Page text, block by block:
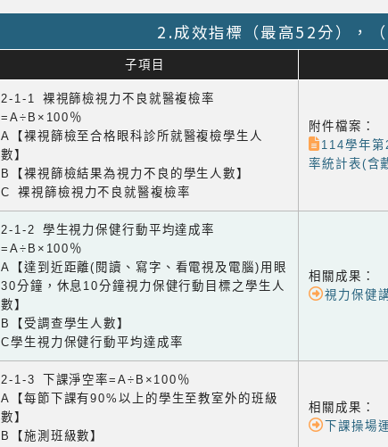
2.成效指標（最高52分），（
子項目
2-1-1 裸視篩檢視力不良就醫複檢率
=A÷B×100％
A【裸視篩檢至合格眼科診所就醫複檢學生人
數】
B【裸視篩檢結果為視力不良的學生人數】
C 裸視篩檢視力不良就醫複檢率
附件檔案：
114學年第
率統計表(含
2-1-2 學生視力保健行動平均達成率
=A÷B×100％
A【達到近距離(閱讀、寫字、看電視及電腦)用眼
30分鐘，休息10分鐘視力保健行動目標之學生人
數】
B【受調查學生人數】
C學生視力保健行動平均達成率
相關成果：
視力保健
2-1-3 下課淨空率=A÷B×100％
A【每節下課有90%以上的學生至教室外的班級
數】
B【施測班級數】
相關成果：
下課操場